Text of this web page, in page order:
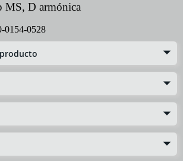
MS, D armónica
0154-0528